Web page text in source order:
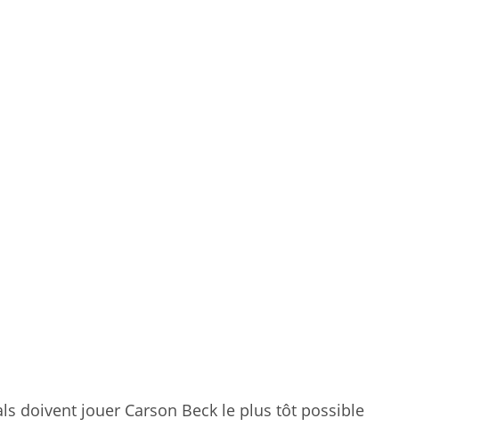
doivent jouer Carson Beck le plus tôt possible